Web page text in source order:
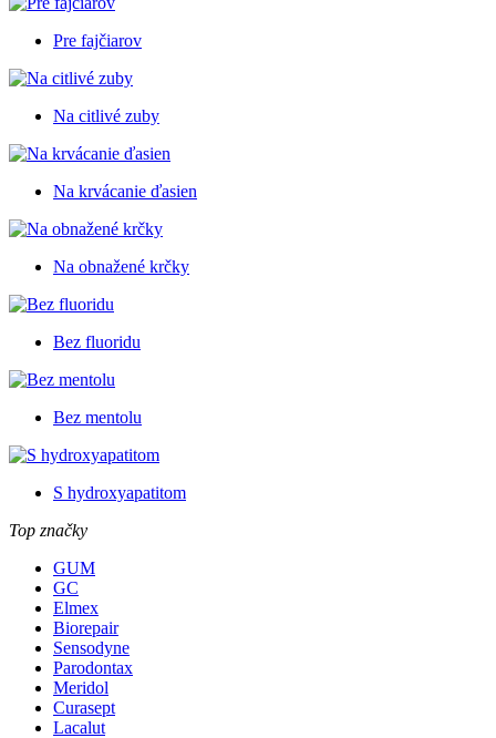
Pre fajčiarov
Na citlivé zuby
Na krvácanie ďasien
Na obnažené krčky
Bez fluoridu
Bez mentolu
S hydroxyapatitom
Top značky
GUM
GC
Elmex
Biorepair
Sensodyne
Parodontax
Meridol
Curasept
Lacalut